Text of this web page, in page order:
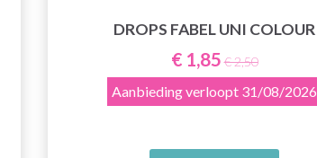
DROPS FABEL UNI COLOUR
€ 1,85 € 2,50
Aanbieding verloopt 31/08/2026